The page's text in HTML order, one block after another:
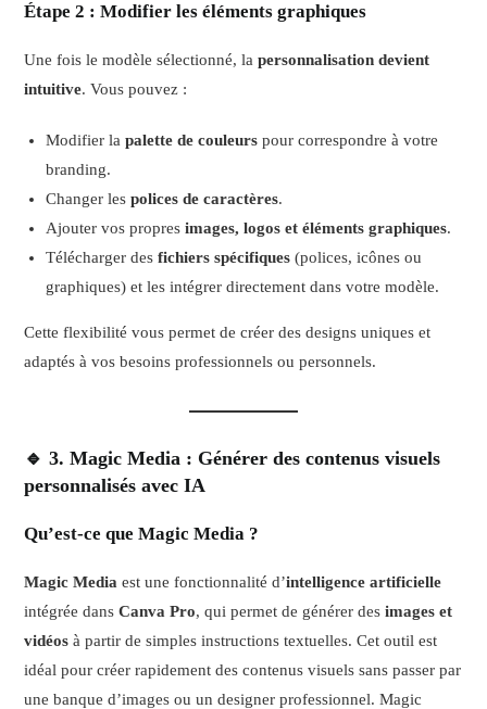
Étape 2 : Modifier les éléments graphiques
Une fois le modèle sélectionné, lapersonnalisation devient
intuitive. Vous pouvez :
Modifier lapalette de couleurs pour correspondre à votre
branding.
Changer lespolices de caractères.
Ajouter vos propresimages, logos et éléments graphiques.
Télécharger desfichiers spécifiques (polices, icônes ou
graphiques) et les intégrer directement dans votre modèle.
Cette flexibilité vous permet de créer des designs uniques et
adaptés à vos besoins professionnels ou personnels.
🔹 3. Magic Media : Générer des contenus visuels
personnalisés avec IA
Qu’est-ce que Magic Media ?
Magic Media est une fonctionnalité d’intelligence artificielle
intégrée dansCanva Pro, qui permet de générer desimages et
vidéos à partir de simples instructions textuelles. Cet outil est
idéal pour créer rapidement des contenus visuels sans passer par
une banque d’images ou un designer professionnel. Magic